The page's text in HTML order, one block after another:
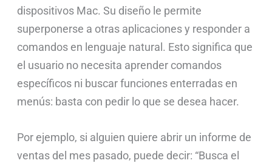
dispositivos Mac. Su diseño le permite
superponerse a otras aplicaciones y responder a
comandos en lenguaje natural. Esto significa que
el usuario no necesita aprender comandos
específicos ni buscar funciones enterradas en
menús: basta con pedir lo que se desea hacer.
Por ejemplo, si alguien quiere abrir un informe de
ventas del mes pasado, puede decir: “Busca el